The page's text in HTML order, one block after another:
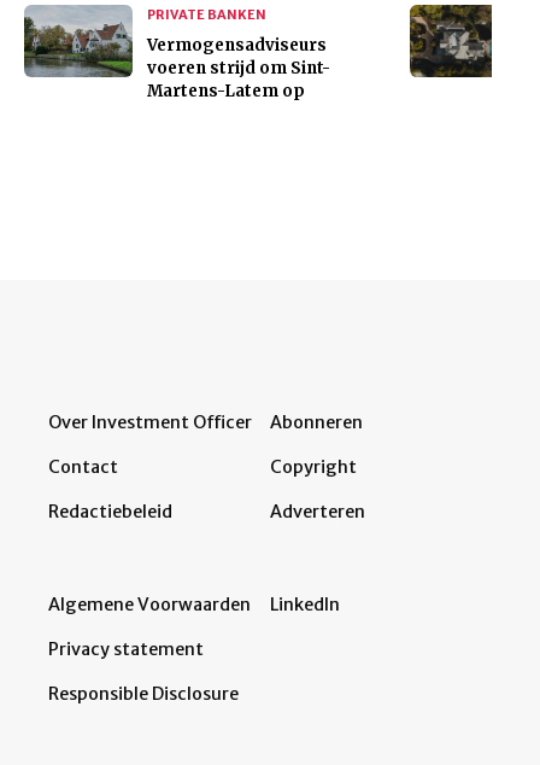
PRIVATE BANKEN
Vermogensadviseurs
voeren strijd om Sint-
Martens-Latem op
Over Investment Officer
Contact
Redactiebeleid
Abonneren
Copyright
Adverteren
Algemene Voorwaarden
Privacy statement
Responsible Disclosure
LinkedIn